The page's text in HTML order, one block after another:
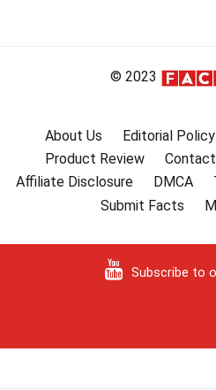
© 2023
About Us Editorial Policy
Product Review
Affiliate Disclosure
DMCA
Submit Facts
Subscribe to